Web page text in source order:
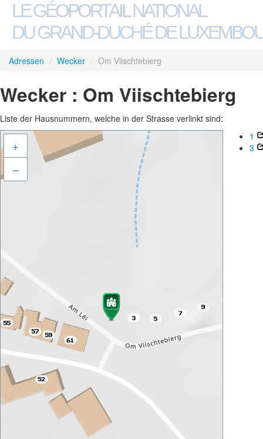
LE GÉOPORTAIL NATIONAL
DU GRAND-DUCHÉ DE
Adressen / Wecker / Om Viischtebierg
Wecker : Om Viischtebierg
Liste der Hausnummern, welche in der Strasse verlinkt sind:
+
–
1
3